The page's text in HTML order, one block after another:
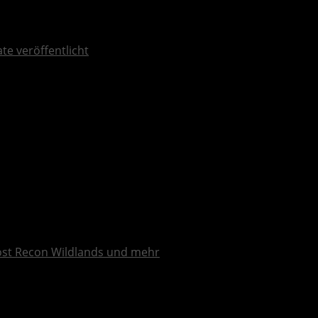
veröffentlicht
Recon Wildlands und mehr